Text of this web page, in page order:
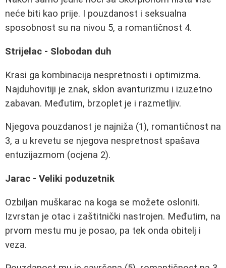
neće biti kao prije. I pouzdanost i seksualna
sposobnost su na nivou 5, a romantičnost 4.
Strijelac - Slobodan duh
Krasi ga kombinacija nespretnosti i optimizma.
Najduhovitiji je znak, sklon avanturizmu i izuzetno
zabavan. Međutim, brzoplet je i razmetljiv.
Njegova pouzdanost je najniža (1), romantičnost na
3, a u krevetu se njegova nespretnost spašava
entuzijazmom (ocjena 2).
Jarac - Veliki poduzetnik
Ozbiljan muškarac na koga se možete osloniti.
Izvrstan je otac i zaštitnički nastrojen. Međutim, na
prvom mestu mu je posao, pa tek onda obitelj i
veza.